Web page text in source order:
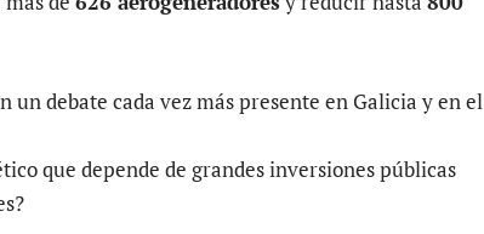
debate cada vez más presente en Galicia y en el
que depende de grandes inversiones públicas